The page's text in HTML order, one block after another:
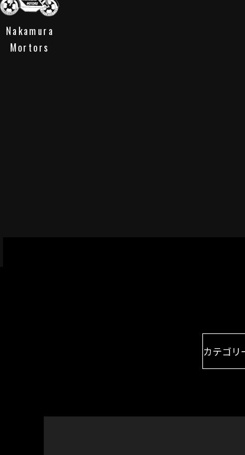
Nakamura
Mortors